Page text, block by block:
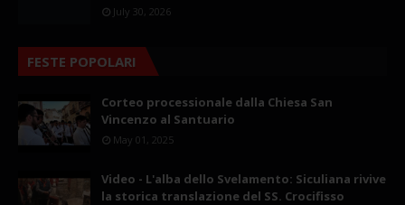
July 30, 2026
FESTE POPOLARI
Corteo processionale dalla Chiesa San
Vincenzo al Santuario
May 01, 2025
Video - L'alba dello Svelamento: Siculiana rivive
la storica translazione del SS. Crocifisso